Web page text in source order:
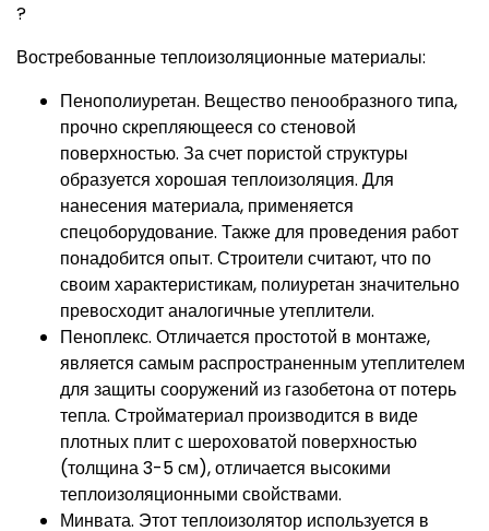
?
Востребованные теплоизоляционные материалы:
Пенополиуретан. Вещество пенообразного типа,
прочно скрепляющееся со стеновой
поверхностью. За счет пористой структуры
образуется хорошая теплоизоляция. Для
нанесения материала, применяется
спецоборудование. Также для проведения работ
понадобится опыт. Строители считают, что по
своим характеристикам, полиуретан значительно
превосходит аналогичные утеплители.
Пеноплекс. Отличается простотой в монтаже,
является самым распространенным утеплителем
для защиты сооружений из газобетона от потерь
тепла. Стройматериал производится в виде
плотных плит с шероховатой поверхностью
(толщина 3-5 см), отличается высокими
теплоизоляционными свойствами.
Минвата. Этот теплоизолятор используется в